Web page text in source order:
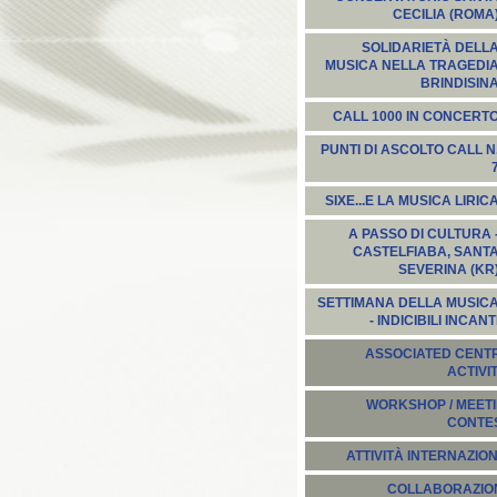
CECILIA
SOLIDARIETÀ DELLA
MUSICA NELLA TRAGEDIA
BRINDISINA
CALL 1000 IN
PUNTI DI ASCOLTO CALL
7
SIXE...E LA MUSICA LIRICA
A PASSO DI CULTURA
CASTELFIABA, SANTA
SEVERINA
SETTIMANA DELLA MUSICA
- INDICIBILI INCANTI
ASSOCIATED
WORKSHOP /
ATTIVITÀ